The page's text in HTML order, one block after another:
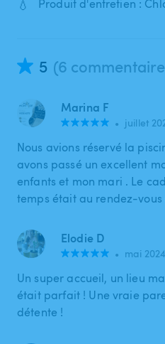
💧 Produit d'entretien :
5 (6
Marina F
• juillet
Nous avions réservé la
avons passé un excellent
enfants et mon mari . Le
temps était au rendez-vous
Elodie D
• mai 2024
Un super accueil, un lieu
était parfait ! Une vraie
détente !